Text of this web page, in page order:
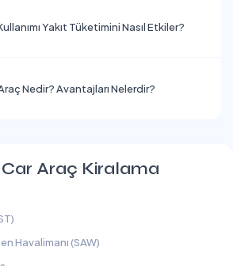
Yakıt Tüketimini Nasıl Etkiler?
Nedir? Avantajları Nelerdir?
Araç Kiralama
Havalimanı (SAW)